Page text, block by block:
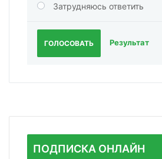
Затрудняюсь ответить
ГОЛОСОВАТЬ Результат
ПОДПИСКА ОНЛАЙН